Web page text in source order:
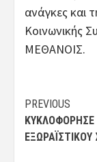
ανάγκες και
Κοινωνικής
ΜΕΘΑΝΟΙΣ.
Post
PREVIOUS
ΚΥΚΛΟΦΌΡΗΣΕ